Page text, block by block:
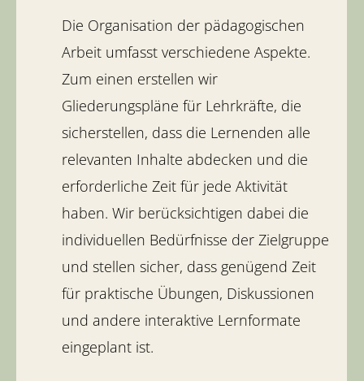
Die Organisation der pädagogischen
Arbeit umfasst verschiedene Aspekte.
Zum einen erstellen wir
Gliederungspläne für Lehrkräfte, die
sicherstellen, dass die Lernenden alle
relevanten Inhalte abdecken und die
erforderliche Zeit für jede Aktivität
haben. Wir berücksichtigen dabei die
individuellen Bedürfnisse der Zielgruppe
und stellen sicher, dass genügend Zeit
für praktische Übungen, Diskussionen
und andere interaktive Lernformate
eingeplant ist.